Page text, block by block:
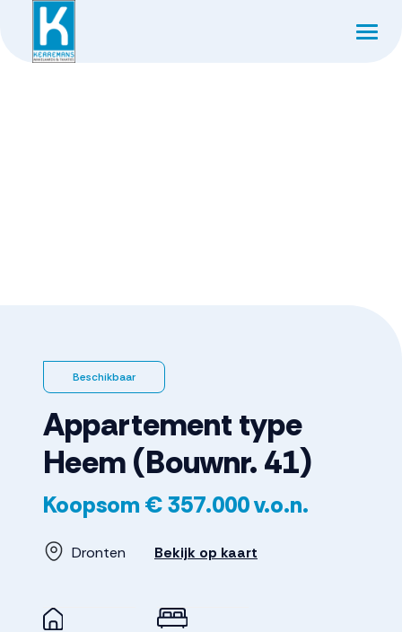
Appartement type
Heem(Bouwnr. 41)
Koopsom € 357.000v.o.n.
Dronten Bekijk op kaart